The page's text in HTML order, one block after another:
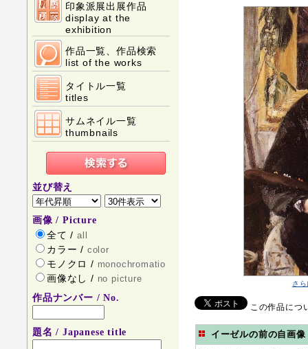
印象派展出展作品
display at the
exhibition
作品一覧、作品検索
list of the works
タイトル一覧
titles
サムネイル一覧
thumbnails
並び替え
画像 / Picture
全て / all
カラー / color
モノクロ / monochromatio
画像なし / no picture
作品ナンバー / No.
題名 / Japanese title
さ
この作品につ
イーゼルの前の自画像